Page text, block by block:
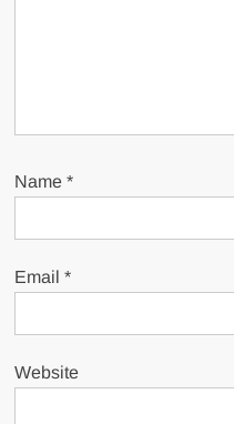
Name*
Email*
Website